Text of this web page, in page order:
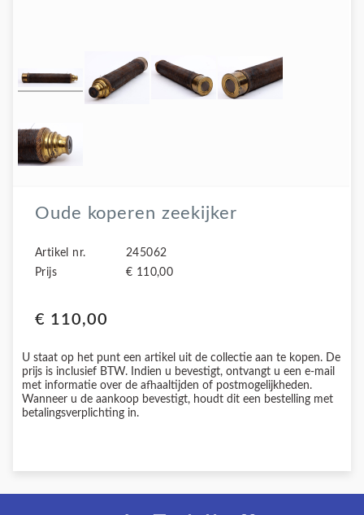
Oude koperen zeekijker
Artikel nr.
245062
Prijs
€ 110,00
€ 110,00
U staat op het punt een artikel uit de collectie aan te kopen. De
prijs is inclusief BTW. Indien u bevestigt, ontvangt u een e-mail
met informatie over de afhaaltijden of postmogelijkheden.
Wanneer u de aankoop bevestigt, houdt dit een bestelling met
betalingsverplichting in.